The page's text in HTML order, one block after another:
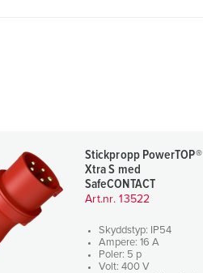
Stickpropp PowerTOP®
Xtra S med
SafeCONTACT
Art.nr. 13522
Skyddstyp: IP54
Ampere: 16 A
Poler: 5 p
Volt: 400 V